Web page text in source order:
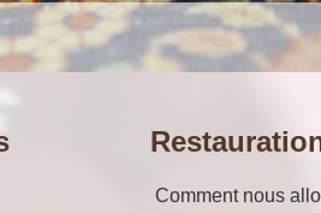
Comment nous